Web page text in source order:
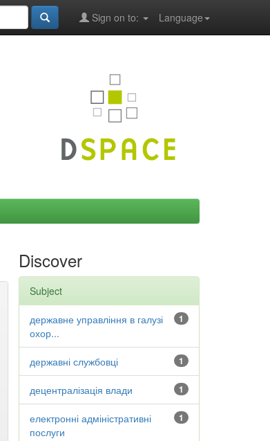
Language
Sign on to:
Discover
Subject
1
державне управління в галузі
охор...
1
державні службовці
1
децентралізація влади
1
електронні адміністративні
послуги